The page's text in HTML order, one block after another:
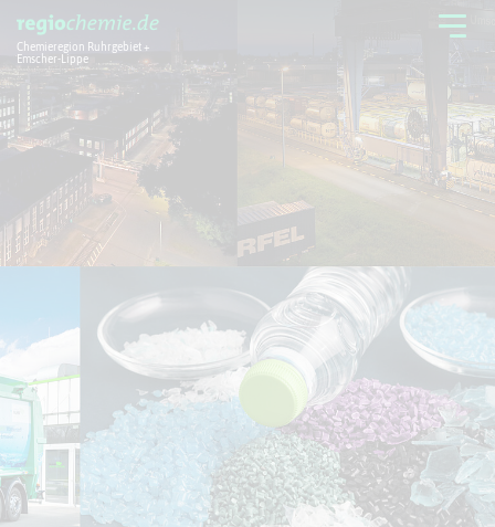
Chemieregion Ruhrgebiet +
Emscher-Lippe
Chemieregion
Aktuelles + Service